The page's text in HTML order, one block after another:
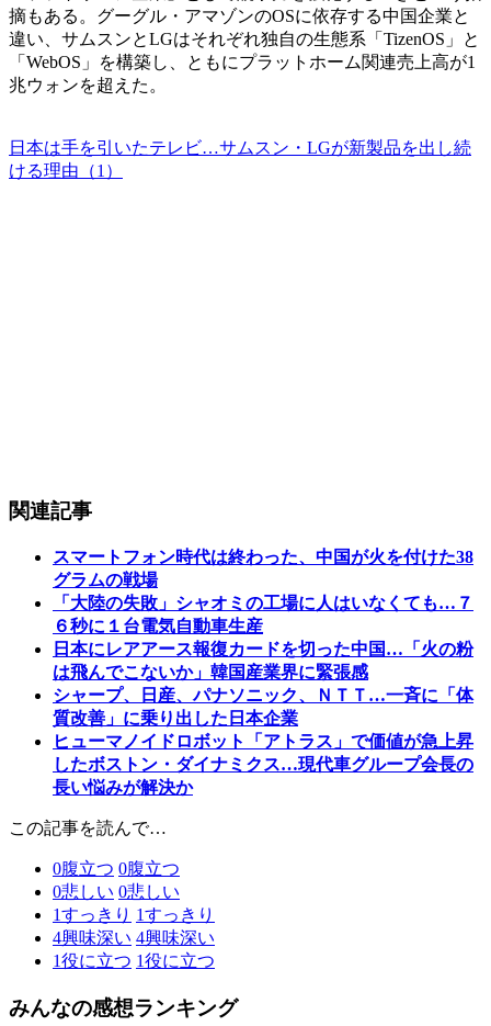
摘もある。グーグル・アマゾンのOSに依存する中国企業と
違い、サムスンとLGはそれぞれ独自の生態系「TizenOS」と
「WebOS」を構築し、ともにプラットホーム関連売上高が1
兆ウォンを超えた。
日本は手を引いたテレビ…サムスン・LGが新製品を出し続
ける理由（1）
関連記事
スマートフォン時代は終わった、中国が火を付けた38
グラムの戦場
「大陸の失敗」シャオミの工場に人はいなくても…７
６秒に１台電気自動車生産
日本にレアアース報復カードを切った中国…「火の粉
は飛んでこないか」韓国産業界に緊張感
シャープ、日産、パナソニック、ＮＴＴ…一斉に「体
質改善」に乗り出した日本企業
ヒューマノイドロボット「アトラス」で価値が急上昇
したボストン・ダイナミクス…現代車グループ会長の
長い悩みが解決か
この記事を読んで…
0腹立つ 0腹立つ
0悲しい 0悲しい
1すっきり 1すっきり
4興味深い 4興味深い
1役に立つ 1役に立つ
みんなの感想ランキング